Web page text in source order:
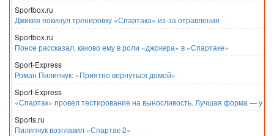
Sportbox.ru
Джикия покинул тренировку «Спартака» из-за отравления
Sportbox.ru
Понсе рассказал, каково ему в роли «джокера» в «Спартаке»
Sport-Express
Роман Пилипчук: «Приятно вернуться домой»
Sport-Express
«Спартак» провел тестирование на выносливость. Лучшая форма — у
Sports.ru
Пилипчук возглавил «Спартак-2»